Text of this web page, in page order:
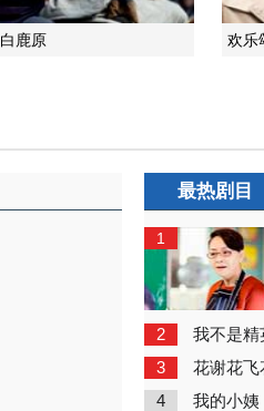
白鹿原 欢乐
最热剧目
1
2 我不是精
3 花谢花飞
4 我的小姨